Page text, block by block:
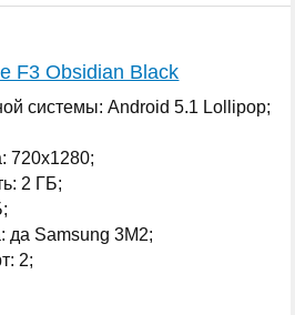
F3 Obsidian Black
системы: Android 5.1 Lollipop;
720x1280;
2 ГБ;
да Samsung 3M2;
2;